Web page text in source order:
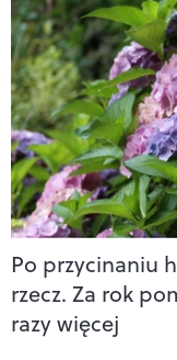
Po przycinaniu
rzecz. Za rok
razy więcej